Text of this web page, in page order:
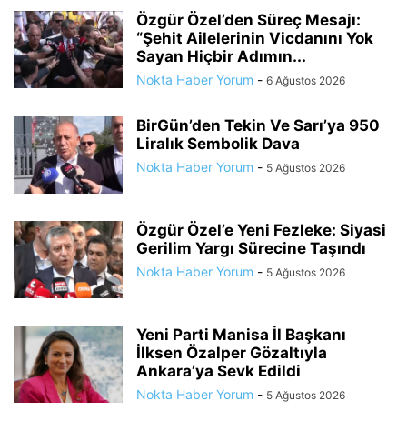
Özgür Özel’den Süreç Mesajı:
“Şehit Ailelerinin Vicdanını Yok
Sayan Hiçbir Adımın...
Nokta Haber Yorum - 6 Ağustos 2026
BirGün’den Tekin Ve Sarı’ya 950
Liralık Sembolik Dava
Nokta Haber Yorum - 5 Ağustos 2026
Özgür Özel’e Yeni Fezleke: Siyasi
Gerilim Yargı Sürecine Taşındı
Nokta Haber Yorum - 5 Ağustos 2026
Yeni Parti Manisa İl Başkanı
İlksen Özalper Gözaltıyla
Ankara’ya Sevk Edildi
Nokta Haber Yorum - 5 Ağustos 2026